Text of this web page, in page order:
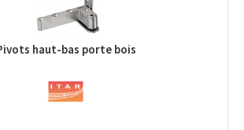
haut-bas porte bois